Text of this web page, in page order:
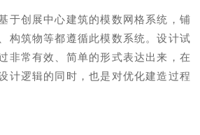
于创展中心建筑的模数网格系统，铺
构筑物等都遵循此模数系统。设计试
非常有效、简单的形式表达出来，在
计逻辑的同时，也是对优化建造过程